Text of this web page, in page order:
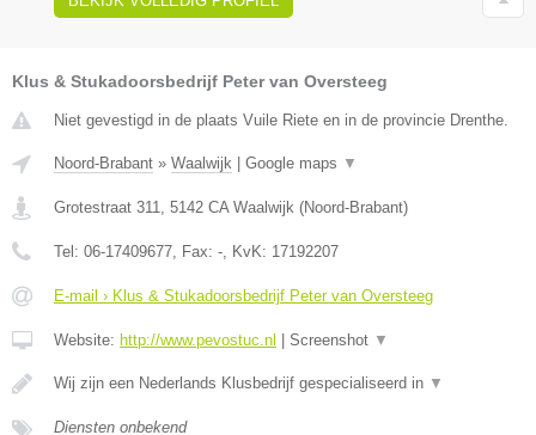
Klus & Stukadoorsbedrijf Peter van Oversteeg
Niet gevestigd in de plaats Vuile Riete en in de provincie Drenthe.
Noord-Brabant » Waalwijk | Google maps ▼
Grotestraat 311 5142 CA Waalwijk (Noord-Brabant)
Tel: 06-17409677 , Fax: - , KvK: 17192207
E-mail › Klus & Stukadoorsbedrijf Peter van Oversteeg
Website: http://www.pevostuc.nl | Screenshot ▼
Wij zijn een Nederlands Klusbedrijf gespecialiseerd in ▼
Diensten onbekend